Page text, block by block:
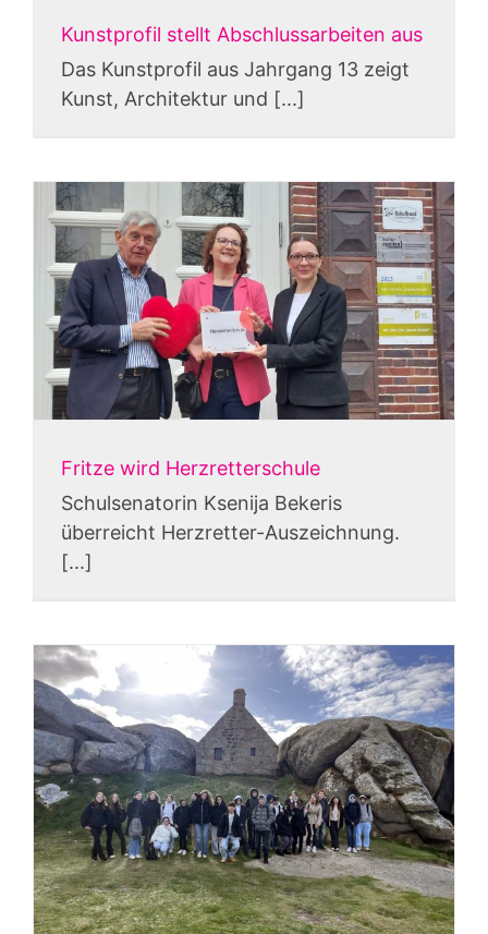
Kunstprofil stellt Abschlussarbeiten aus
Das Kunstprofil aus Jahrgang 13 zeigt
Kunst, Architektur und [...]
Fritze wird Herzretterschule
Schulsenatorin Ksenija Bekeris
überreicht Herzretter-Auszeichnung.
[...]